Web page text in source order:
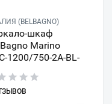
(BELBAGNO)
шкаф
Marino
1200/750-2A-BL-